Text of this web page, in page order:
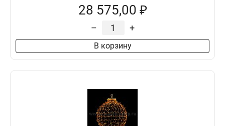
28 575,00 ₽
– +
В корзину